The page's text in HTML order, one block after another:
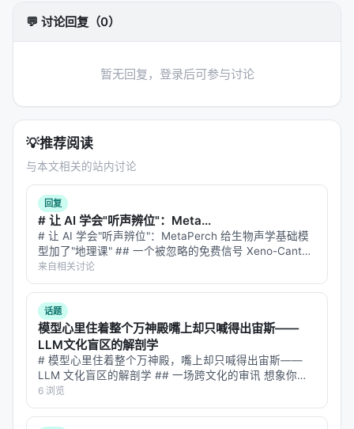
方法 / 系统架构
方法上，工作通常遵循「问题形式化 → 模型/系统设计
示：将查询、文档、用户上下文编码为稠密或稀疏表
器、重排器、规划器、记忆模块、工具接口等，按任
务串联或并联； 3.学习策略
蒸馏、强化学习（含过程奖励）、自举数据合成； 4.
推理策略
：单轮检索、迭代检索、并行子查询、早停
与预算控制。 摘要所描述的技术路线可概括为：
Large language models (LLMs) excel at
knowledge-intensive question answering and
reasoning, yet their real-world deployment
remains constrained by knowledge cutoff,
hallucination, and limited interaction modalities.
Augmenting LLMs with external search tools helps
alleviate these issues, but it also exposes agents
to a complex search environment in which small,
plausible variations in query formulation can steer
💬 讨论回复（0）
暂无回复，登录后可参与讨论
💡推荐阅读
与本文相关的站内讨论
回复
# 让 AI 学会"听声辨位"：Meta...
# 让 AI 学会"听声辨位"：MetaPerch 给生物声学基础模
型加了"地理课" ## 一个被忽略的免费信号 Xeno-Canto
是全球最大的公民科学鸟类录音平台，上面躺着几十万条
鸟叫声。每条录音都附带一份"出生证明"——录于何时、
…
来自相关讨论
话题
模型心里住着整个万神殿嘴上却只喊得出宙斯——
LLM文化盲区的解剖学
# 模型心里住着整个万神殿，嘴上却只喊得出宙斯——
LLM 文化盲区的解剖学 ## 一场跨文化的审讯 想象你是
一位语言学家，想搞清楚一件事：当大语言模型被问"希
腊神话里的雷神是谁"，它脱口而出"Zeus"；问"罗马
的"，"Jupiter"；…
6 浏览